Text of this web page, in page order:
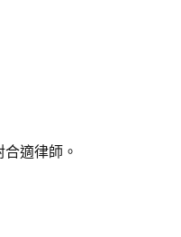
適律師。